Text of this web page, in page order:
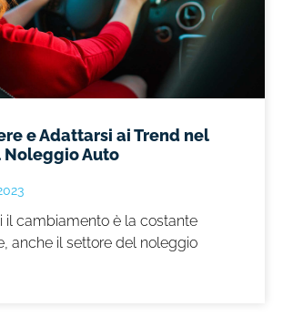
e Adattarsi ai Trend nel
Auto
il cambiamento è la costante
anche il settore del noleggio